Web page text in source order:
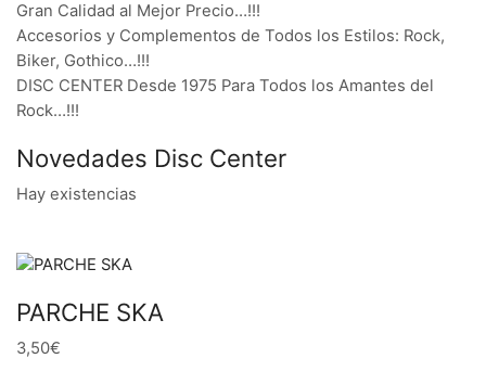
Gran Calidad al Mejor Precio…!!!
Accesorios y Complementos de Todos los Estilos: Rock,
Biker, Gothico…!!!
DISC CENTER Desde 1975 Para Todos los Amantes del
Rock…!!!
Novedades Disc Center
Hay existencias
PARCHE SKA
3,50€